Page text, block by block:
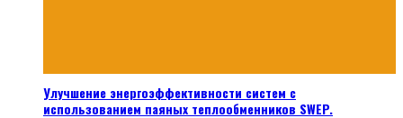
Улучшение энергоэффективности систем с
использованием паяных теплообменников SWEP.